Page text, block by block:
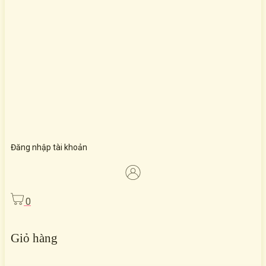
Đăng nhập tài khoản
0
Giỏ hàng